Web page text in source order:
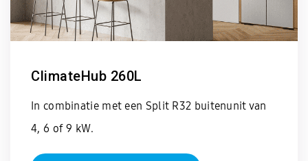
ClimateHub 260L
In combinatie met een Split R32 buitenunit van
4, 6 of 9 kW.